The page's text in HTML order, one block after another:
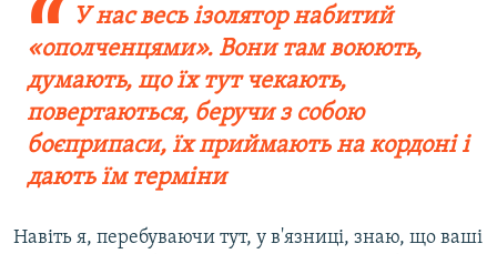
У нас весь ізолятор набитий
«ополченцями». Вони там воюють,
думають, що їх тут чекають,
повертаються, беручи з собою
боєприпаси, їх приймають на кордоні і
дають їм терміни
Навіть я, перебуваючи тут, у в'язниці, знаю, що ваші